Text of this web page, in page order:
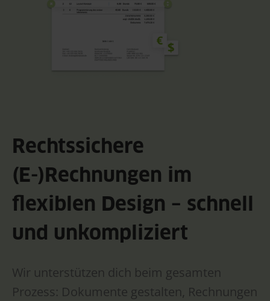
Rechtssichere
(E-)Rechnungen im
flexiblen Design – schnell
und unkompliziert
Wir unterstützen dich beim gesamten
Prozess: Dokumente gestalten, Rechnungen